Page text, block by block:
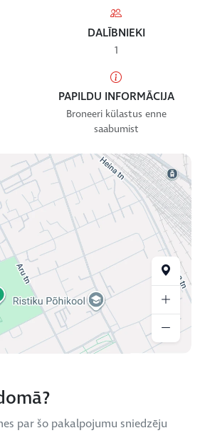
DALĪBNIEKI
1
PAPILDU INFORMĀCIJA
Broneeri külastus enne
saabumist
par šo pakalpojumu sniedzēju